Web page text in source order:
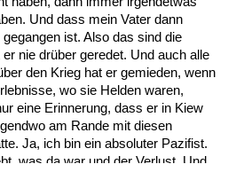
Und dass mein Vater dann
ist. Also das sind die
nie drüber geredet. Und auch alle
den Krieg hat er gemieden, wenn
wo sie Helden waren,
eine Erinnerung, dass er in Kiew
am Rande mit diesen
Ja, ich bin ein absoluter Pazifist.
was da war und der Verlust. Und